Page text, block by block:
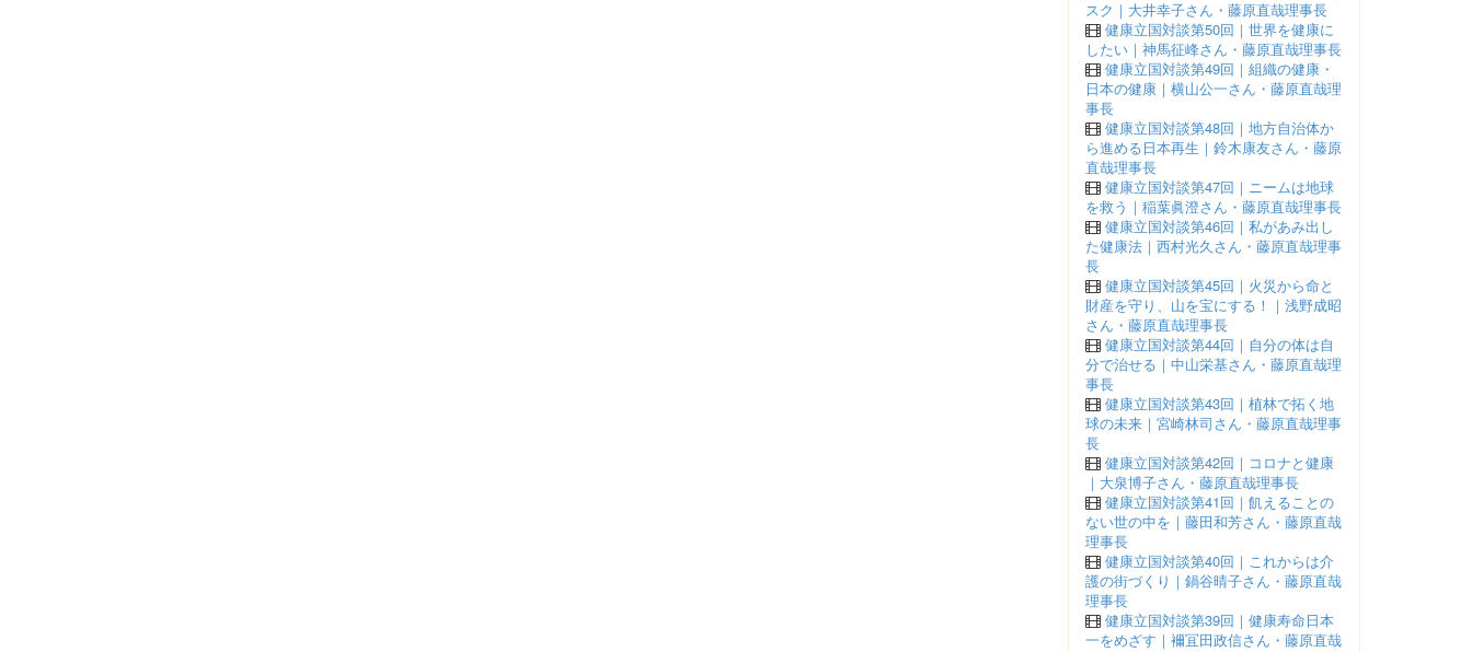
スク｜大井幸子さん・藤原直哉理事長
健康立国対談第50回｜世界を健康に
したい｜神馬征峰さん・藤原直哉理事長
健康立国対談第49回｜組織の健康・
日本の健康｜横山公一さん・藤原直哉理
事長
健康立国対談第48回｜地方自治体か
ら進める日本再生｜鈴木康友さん・藤原
直哉理事長
健康立国対談第47回｜ニームは地球
を救う｜稲葉眞澄さん・藤原直哉理事長
健康立国対談第46回｜私があみ出し
た健康法｜西村光久さん・藤原直哉理事
長
健康立国対談第45回｜火災から命と
財産を守り、山を宝にする！｜浅野成昭
さん・藤原直哉理事長
健康立国対談第44回｜自分の体は自
分で治せる｜中山栄基さん・藤原直哉理
事長
健康立国対談第43回｜植林で拓く地
球の未来｜宮崎林司さん・藤原直哉理事
長
健康立国対談第42回｜コロナと健康
｜大泉博子さん・藤原直哉理事長
健康立国対談第41回｜飢えることの
ない世の中を｜藤田和芳さん・藤原直哉
理事長
健康立国対談第40回｜これからは介
護の街づくり｜鍋谷晴子さん・藤原直哉
理事長
健康立国対談第39回｜健康寿命日本
一をめざす｜襧冝田政信さん・藤原直哉